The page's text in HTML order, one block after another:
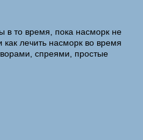
в то время, пока насморк не
лечить насморк во время
спреями, простые